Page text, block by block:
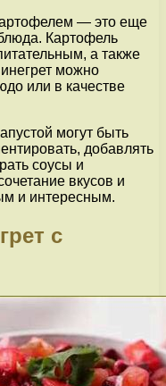
— это еще
Картофель
а также
можно
или в качестве
могут быть
добавлять
соусы и
вкусов и
и интересным.
с